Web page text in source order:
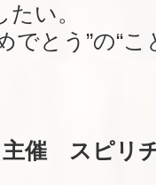
い。
でとう”の“
催 スピリ